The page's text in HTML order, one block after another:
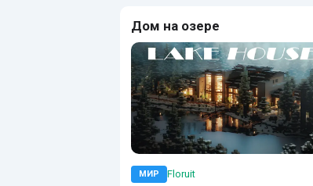
Дом на озере
МИР Floruit